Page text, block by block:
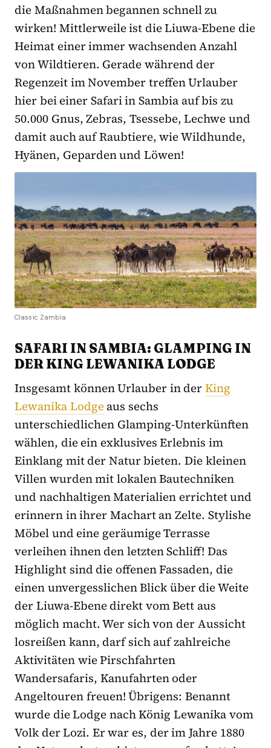
die Maßnahmen begannen schnell zu
wirken! Mittlerweile ist die Liuwa-Ebene die
Heimat einer immer wachsenden Anzahl
von Wildtieren. Gerade während der
Regenzeit im November treffen Urlauber
hier bei einer Safari in Sambia auf bis zu
50.000 Gnus, Zebras, Tsessebe, Lechwe und
damit auch auf Raubtiere, wie Wildhunde,
Hyänen, Geparden und Löwen!
Classic Zambia
SAFARI IN SAMBIA: GLAMPING IN
DER KING LEWANIKA LODGE
Insgesamt können Urlauber in derKing
Lewanika Lodgeaus sechs
unterschiedlichen Glamping-Unterkünften
wählen, die ein exklusives Erlebnis im
Einklang mit der Natur bieten. Die kleinen
Villen wurden mit lokalen Bautechniken
und nachhaltigen Materialien errichtet und
erinnern in ihrer Machart an Zelte. Stylishe
Möbel und eine geräumige Terrasse
verleihen ihnen den letzten Schliff! Das
Highlight sind die offenen Fassaden, die
einen unvergesslichen Blick über die Weite
der Liuwa-Ebene direkt vom Bett aus
möglich macht. Wer sich von der Aussicht
losreißen kann, darf sich auf zahlreiche
Aktivitäten wie Pirschfahrten
Wandersafaris, Kanufahrten oder
Angeltouren freuen! Übrigens: Benannt
wurde die Lodge nach König Lewanika vom
Volk der Lozi. Er war es, der im Jahre 1880